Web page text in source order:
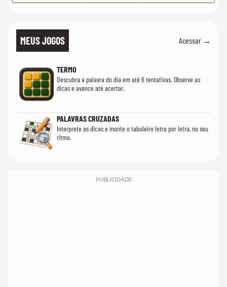
MEUS JOGOS Acessar →
TERMO
Descubra a palavra do dia em até 6 tentativas. Observe as
dicas e avance até acertar.
PALAVRAS CRUZADAS
Interprete as dicas e monte o tabuleiro letra por letra, no seu
ritmo.
PUBLICIDADE